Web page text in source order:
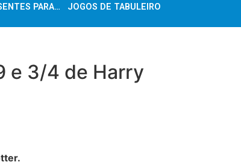
PARA… JOGOS DE TABULEIRO
e 3/4 de Harry